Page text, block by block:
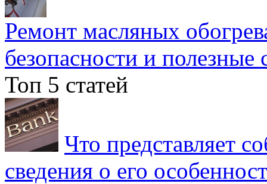
Ремонт масляных
безопасности и полезные
Топ 5 статей
Что представляет
сведения о его